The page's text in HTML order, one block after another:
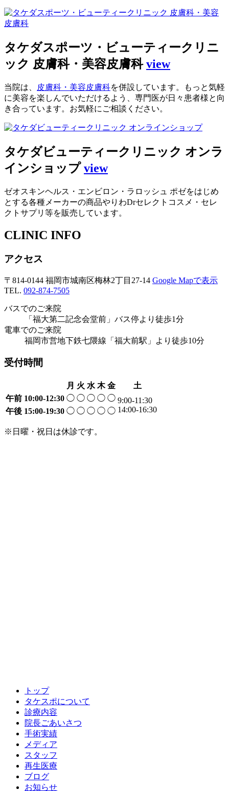
タケダスポーツ・ビューティークリニ
ック 皮膚科・美容皮膚科view
当院は、 皮膚科・美容皮膚科を併設しています。もっと気軽
に美容を楽しんでいただけるよう、専門医が日々患者様と向
き合っています。お気軽にご相談ください。
タケダビューティークリニック オンラ
インショップview
ゼオスキンヘルス・エンビロン・ラロッシュ ポゼをはじめ
とする各種メーカーの商品やりわDrセレクトコスメ・セレ
クトサプリ等を販売しています。
CLINIC INFO
アクセス
〒814-0144 福岡市城南区梅林2丁目27-14 Google Mapで表示
TEL. 092-874-7505
バスでのご来院
「福大第二記念会堂前」バス停より徒歩1分
電車でのご来院
福岡市営地下鉄七隈線「福大前駅」より徒歩10分
受付時間
月 火 水 木 金
土
午前 10:00-12:30 ◯ ◯ ◯ ◯ ◯ 9:00-11:30
14:00-16:30
午後 15:00-19:30 ◯ ◯ ◯ ◯ ◯
※日曜・祝日は休診です。
トップ
タケスポについて
診療内容
院長ごあいさつ
手術実績
メディア
スタッフ
再生医療
ブログ
お知らせ